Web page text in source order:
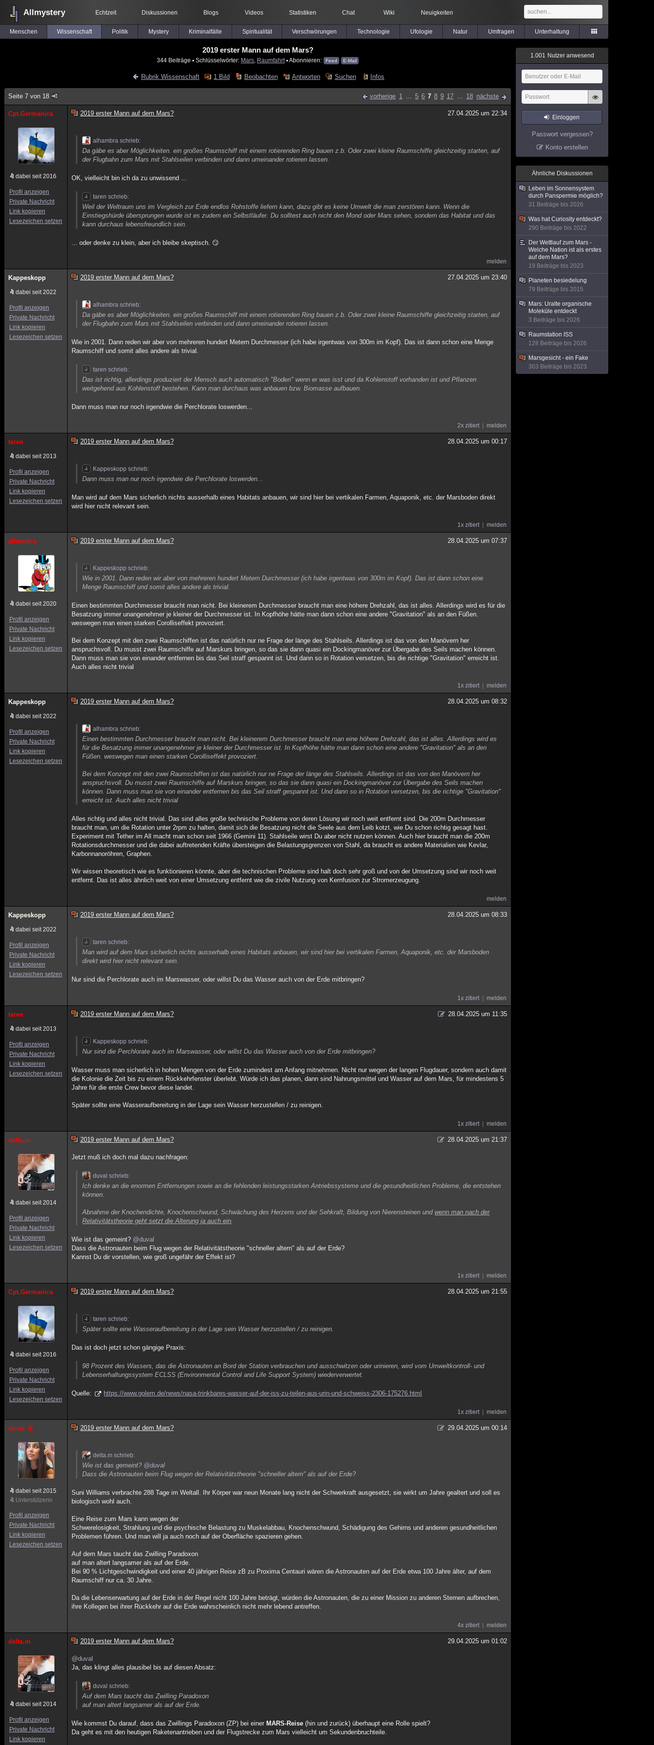
Allmystery Echtzeit Diskussionen Blogs Videos Statistiken Chat Wiki Neuigkeiten
Menschen Wissenschaft Politik Mystery Kriminalfälle Spiritualität Verschwörungen Technologie Ufologie Natur Umfragen Unterhaltung
2019 erster Mann auf dem Mars?
344 Beiträge ▪ Schlüsselwörter: Mars Raumfahrt ▪ Abonnieren: Feed E-Mail
Rubrik Wissenschaft 1 Bild Beobachten Antworten Suchen Infos
Seite 7 von 18 vorherige 1 ... 5 6 7 8 9 17 ... 18 nächste
Cpt.Germanica
dabei seit 2016
Profil anzeigen
Private Nachricht
Link kopieren
Lesezeichen setzen
2019 erster Mann auf dem Mars? 27.04.2025 um 22:34
alhambra schrieb:
Da gäbe es aber Möglichkeiten. ein großes Raumschiff mit einem rotierenden Ring bauen z.b. Oder zwei kleine Raumschiffe gleichzeitig starten, auf
der Flugbahn zum Mars mit Stahlseilen verbinden und dann umeinander rotieren lassen.
OK, vielleicht bin ich da zu unwissend ...
taren schrieb:
Weil der Weltraum uns im Vergleich zur Erde endlos Rohstoffe liefern kann, dazu gibt es keine Umwelt die man zerstören kann. Wenn die
Einstiegshürde übersprungen wurde ist es zudem ein Selbstläufer. Du solltest auch nicht den Mond oder Mars sehen, sondern das Habitat und das
kann durchaus lebensfreundlich sein.
... oder denke zu klein, aber ich bleibe skeptisch. 😏
melden
Kappeskopp
dabei seit 2022
Profil anzeigen
Private Nachricht
Link kopieren
Lesezeichen setzen
2019 erster Mann auf dem Mars? 27.04.2025 um 23:40
alhambra schrieb:
Da gäbe es aber Möglichkeiten. ein großes Raumschiff mit einem rotierenden Ring bauen z.b. Oder zwei kleine Raumschiffe gleichzeitig starten, auf
der Flugbahn zum Mars mit Stahlseilen verbinden und dann umeinander rotieren lassen.
Wie in 2001. Dann reden wir aber von mehreren hundert Metern Durchmesser (ich habe irgentwas von 300m im Kopf). Das ist dann schon eine Menge
Raumschiff und somit alles andere als trivial.
taren schrieb:
Das ist richtig, allerdings produziert der Mensch auch automatisch "Boden" wenn er was isst und da Kohlenstoff vorhanden ist und Pflanzen
weitgehend aus Kohlenstoff bestehen. Kann man durchaus was anbauen bzw. Biomasse aufbauen.
Dann muss man nur noch irgendwie die Perchlorate loswerden...
2x zitiert melden
taren
dabei seit 2013
Profil anzeigen
Private Nachricht
Link kopieren
Lesezeichen setzen
2019 erster Mann auf dem Mars? 28.04.2025 um 00:17
Kappeskopp schrieb:
Dann muss man nur noch irgendwie die Perchlorate loswerden...
Man wird auf dem Mars sicherlich nichts ausserhalb eines Habitats anbauen, wir sind hier bei vertikalen Farmen, Aquaponik, etc. der Marsboden direkt
wird hier nicht relevant sein.
1x zitiert melden
alhambra
dabei seit 2020
Profil anzeigen
Private Nachricht
Link kopieren
Lesezeichen setzen
2019 erster Mann auf dem Mars? 28.04.2025 um 07:37
Kappeskopp schrieb:
Wie in 2001. Dann reden wir aber von mehreren hundert Metern Durchmesser (ich habe irgentwas von 300m im Kopf). Das ist dann schon eine
Menge Raumschiff und somit alles andere als trivial.
Einen bestimmten Durchmesser braucht man nicht. Bei kleinerem Durchmesser braucht man eine höhere Drehzahl, das ist alles. Allerdings wird es für die
Besatzung immer unangenehmer je kleiner der Durchmesser ist. In Kopfhöhe hätte man dann schon eine andere "Gravitation" als an den Füßen.
weswegen man einen starken Corolliseffekt provoziert.
Bei dem Konzept mit den zwei Raumschiffen ist das natürlich nur ne Frage der länge des Stahlseils. Allerdings ist das von den Manövern her
anspruchsvoll. Du musst zwei Raumschiffe auf Marskurs bringen, so das sie dann quasi ein Dockingmanöver zur Übergabe des Seils machen können.
Dann muss man sie von einander entfernen bis das Seil straff gespannt ist. Und dann so in Rotation versetzen, bis die richtige "Gravitation" erreicht ist.
Auch alles nicht trivial
1x zitiert melden
Kappeskopp
dabei seit 2022
Profil anzeigen
Private Nachricht
Link kopieren
Lesezeichen setzen
2019 erster Mann auf dem Mars? 28.04.2025 um 08:32
alhambra schrieb:
Einen bestimmten Durchmesser braucht man nicht. Bei kleinerem Durchmesser braucht man eine höhere Drehzahl, das ist alles. Allerdings wird es
für die Besatzung immer unangenehmer je kleiner der Durchmesser ist. In Kopfhöhe hätte man dann schon eine andere "Gravitation" als an den
Füßen. weswegen man einen starken Corolliseffekt provoziert.
Bei dem Konzept mit den zwei Raumschiffen ist das natürlich nur ne Frage der länge des Stahlseils. Allerdings ist das von den Manövern her
anspruchsvoll. Du musst zwei Raumschiffe auf Marskurs bringen, so das sie dann quasi ein Dockingmanöver zur Übergabe des Seils machen
können. Dann muss man sie von einander entfernen bis das Seil straff gespannt ist. Und dann so in Rotation versetzen, bis die richtige "Gravitation"
erreicht ist. Auch alles nicht trivial
Alles richtig und alles nicht trivial. Das sind alles große technische Probleme von deren Lösung wir noch weit entfernt sind. Die 200m Durchmesser
braucht man, um die Rotation unter 2rpm zu halten, damit sich die Besatzung nicht die Seele aus dem Leib kotzt, wie Du schon richtig gesagt hast.
Experiment mit Tether im All macht man schon seit 1966 (Gemini 11). Stahlseile wirst Du aber nicht nutzen können. Auch hier braucht man die 200m
Rotationsdurchmesser und die dabei auftretenden Kräfte übersteigen die Belastungsgrenzen von Stahl, da braucht es andere Materialien wie Kevlar,
Karbonnanoröhren, Graphen.
Wir wissen theoretisch wie es funktionieren könnte, aber die technischen Probleme sind halt doch sehr groß und von der Umsetzung sind wir noch weit
entfernt. Das ist alles ähnlich weit von einer Umsetzung entfernt wie die zivile Nutzung von Kernfusion zur Stromerzeugung.
melden
Kappeskopp
dabei seit 2022
Profil anzeigen
Private Nachricht
Link kopieren
Lesezeichen setzen
2019 erster Mann auf dem Mars? 28.04.2025 um 08:33
taren schrieb:
Man wird auf dem Mars sicherlich nichts ausserhalb eines Habitats anbauen, wir sind hier bei vertikalen Farmen, Aquaponik, etc. der Marsboden
direkt wird hier nicht relevant sein.
Nur sind die Perchlorate auch im Marswasser, oder willst Du das Wasser auch von der Erde mitbringen?
1x zitiert melden
taren
dabei seit 2013
Profil anzeigen
Private Nachricht
Link kopieren
Lesezeichen setzen
2019 erster Mann auf dem Mars? 28.04.2025 um 11:35
Kappeskopp schrieb:
Nur sind die Perchlorate auch im Marswasser, oder willst Du das Wasser auch von der Erde mitbringen?
Wasser muss man sicherlich in hohen Mengen von der Erde zumindest am Anfang mitnehmen. Nicht nur wegen der langen Flugdauer, sondern auch damit
die Kolonie die Zeit bis zu einem Rückkehrfenster überlebt. Würde ich das planen, dann sind Nahrungsmittel und Wasser auf dem Mars, für mindestens 5
Jahre für die erste Crew bevor diese landet.
Später sollte eine Wasseraufbereitung in der Lage sein Wasser herzustellen / zu reinigen.
1x zitiert melden
delta.m
dabei seit 2014
Profil anzeigen
Private Nachricht
Link kopieren
Lesezeichen setzen
2019 erster Mann auf dem Mars? 28.04.2025 um 21:37
Jetzt muß ich doch mal dazu nachfragen:
duval schrieb:
Ich denke an die enormen Entfernungen sowie an die fehlenden leistungsstarken Antriebssysteme und die gesundheitlichen Probleme, die entstehen
können.
Abnahme der Knochendichte, Knochenschwund, Schwächung des Herzens und der Sehkraft, Bildung von Nierensteinen undwenn man nach der
Relativitätstheorie geht setzt die Alterung ja auch ein.
Wie ist das gemeint? @duval
Dass die Astronauten beim Flug wegen der Relativitätstheorie "schneller altern" als auf der Erde?
Kannst Du dir vorstellen, wie groß ungefähr der Effekt ist?
1x zitiert melden
Cpt.Germanica
dabei seit 2016
Profil anzeigen
Private Nachricht
Link kopieren
Lesezeichen setzen
2019 erster Mann auf dem Mars? 28.04.2025 um 21:55
taren schrieb:
Später sollte eine Wasseraufbereitung in der Lage sein Wasser herzustellen / zu reinigen.
Das ist doch jetzt schon gängige Praxis:
98 Prozent des Wassers, das die Astronauten an Bord der Station verbrauchen und ausschwitzen oder urinieren, wird vom Umweltkontroll- und
Lebenserhaltungssystem ECLSS (Environmental Control and Life Support System) wiederverwertet.
Quelle: https://www.golem.de/news/nasa-trinkbares-wasser-auf-der-iss-zu-teilen-aus-urin-und-schweiss-2306-175276.html
1x zitiert melden
duval
dabei seit 2015
Unterstützerin
Profil anzeigen
Private Nachricht
Link kopieren
Lesezeichen setzen
2019 erster Mann auf dem Mars? 29.04.2025 um 00:14
delta.m schrieb:
Wie ist das gemeint? @duval
Dass die Astronauten beim Flug wegen der Relativitätstheorie "schneller altern" als auf der Erde?
Suni Williams verbrachte 288 Tage im Weltall. Ihr Körper war neun Monate lang nicht der Schwerkraft ausgesetzt, sie wirkt um Jahre gealtert und soll es
biologisch wohl auch.
Eine Reise zum Mars kann wegen der
Schwerelosigkeit, Strahlung und die psychische Belastung zu Muskelabbau, Knochenschwund, Schädigung des Gehirns und anderen gesundheitlichen
Problemen führen. Und man will ja auch noch auf der Oberfläche spazieren gehen.
Auf dem Mars taucht das Zwilling Paradoxon
auf man altert langsamer als auf der Erde.
Bei 90 % Lichtgeschwindigkeit und einer 40 jährigen Reise zB zu Proxima Centauri wären die Astronauten auf der Erde etwa 100 Jahre älter, auf dem
Raumschiff nur ca. 30 Jahre.
Da die Lebenserwartung auf der Erde in der Regel nicht 100 Jahre beträgt, würden die Astronauten, die zu einer Mission zu anderen Sternen aufbrechen,
ihre Kollegen bei ihrer Rückkehr auf die Erde wahrscheinlich nicht mehr lebend antreffen.
4x zitiert melden
delta.m
dabei seit 2014
Profil anzeigen
Private Nachricht
Link kopieren
2019 erster Mann auf dem Mars? 29.04.2025 um 01:02
@duval
Ja, das klingt alles plausibel bis auf diesen Absatz:
duval schrieb:
Auf dem Mars taucht das Zwilling Paradoxon
auf man altert langsamer als auf der Erde.
Wie kommst Du darauf, dass das Zwillings Paradoxon (ZP) bei einer MARS-Reise (hin und zurück) überhaupt eine Rolle spielt?
Da geht es mit den heutigen Raketenantrieben und der Flugstrecke zum Mars vielleicht um Sekundenbruchteile.
1.001 Nutzer anwesend
Einloggen
Passwort vergessen?
Konto erstellen
Ähnliche Diskussionen
Leben im Sonnensystem
durch Panspermie möglich?
31 Beiträge bis 2026
Was hat Curiosity entdeckt?
290 Beiträge bis 2022
Der Wettlauf zum Mars -
Welche Nation ist als erstes
auf dem Mars?
19 Beiträge bis 2023
Planeten besiedelung
79 Beiträge bis 2015
Mars: Uralte organische
Moleküle entdeckt
3 Beiträge bis 2026
Raumstation ISS
128 Beiträge bis 2026
Marsgesicht - ein Fake
303 Beiträge bis 2023